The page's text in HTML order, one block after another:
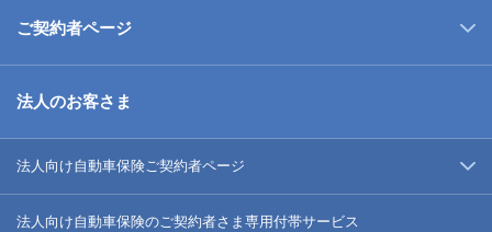
ご契約者ページ
法人のお客さま
法人向け自動車保険ご契約者ページ
法人向け自動車保険のご契約者さま専用付帯サービス